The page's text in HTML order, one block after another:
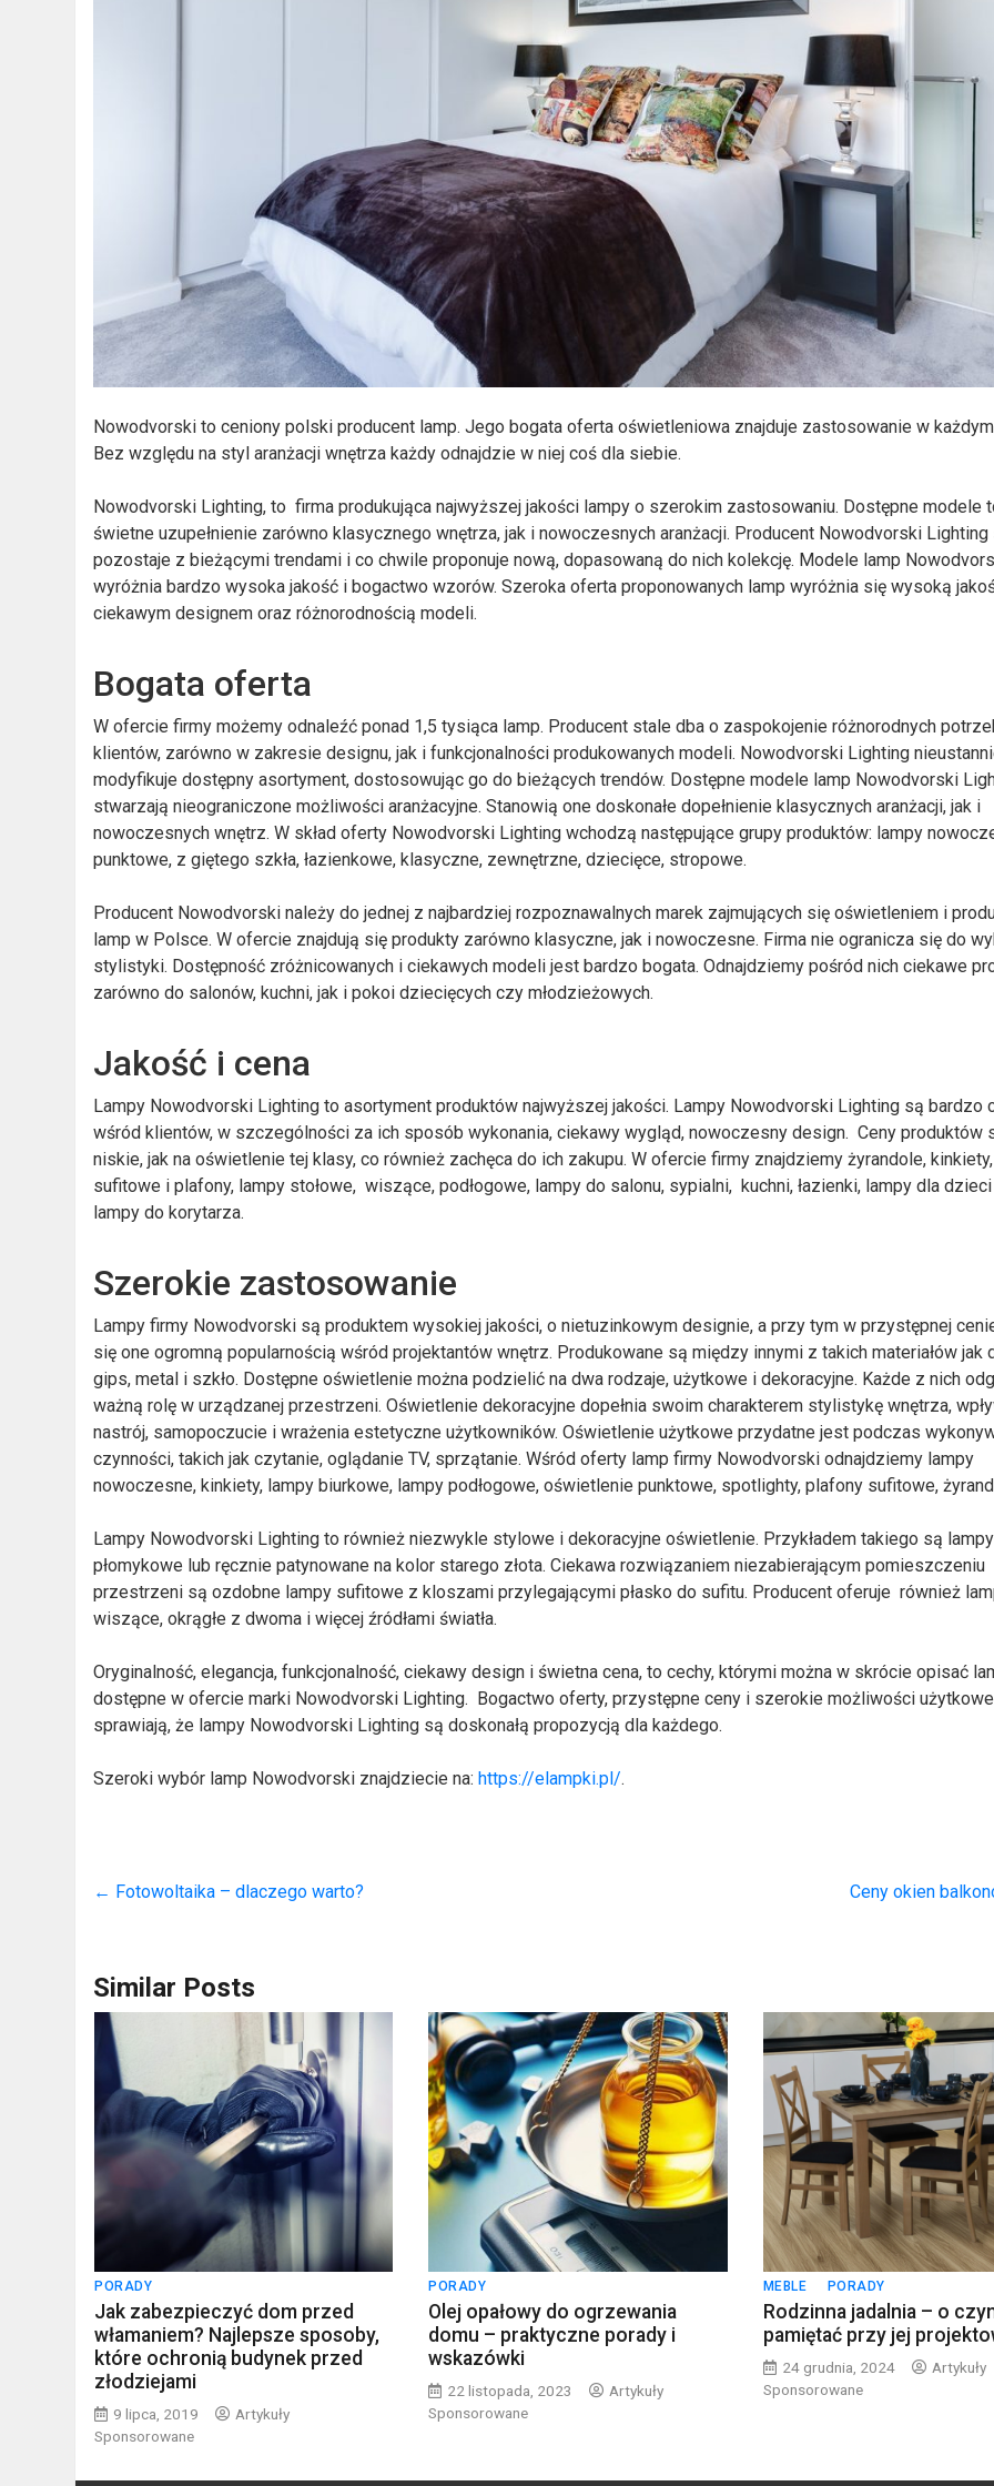
Nowodvorski to ceniony polski producent lamp. Jego bogata oferta oświetleniowa znajduje zastosowanie w
Bez względu na styl aranżacji wnętrza każdy odnajdzie w niej coś dla siebie.
Nowodvorski Lighting, to firma produkująca najwyższej jakości lampy o szerokim zastosowaniu. Dostępne modele
świetne uzupełnienie zarówno klasycznego wnętrza, jak i nowoczesnych aranżacji. Producent Nowodvorski Lighting
pozostaje z bieżącymi trendami i co chwile proponuje nową, dopasowaną do nich kolekcję. Modele lamp
wyróżnia bardzo wysoka jakość i bogactwo wzorów. Szeroka oferta proponowanych lamp wyróżnia się wysoką
ciekawym designem oraz różnorodnością modeli.
Bogata oferta
W ofercie firmy możemy odnaleźć ponad 1,5 tysiąca lamp. Producent stale dba o zaspokojenie różnorodnych
klientów, zarówno w zakresie designu, jak i funkcjonalności produkowanych modeli. Nowodvorski Lighting
modyfikuje dostępny asortyment, dostosowując go do bieżących trendów. Dostępne modele lamp Nowodvorski
stwarzają nieograniczone możliwości aranżacyjne. Stanowią one doskonałe dopełnienie klasycznych aranżacji, jak i
nowoczesnych wnętrz. W skład oferty Nowodvorski Lighting wchodzą następujące grupy produktów: lampy
punktowe, z giętego szkła, łazienkowe, klasyczne, zewnętrzne, dziecięce, stropowe.
Producent Nowodvorski należy do jednej z najbardziej rozpoznawalnych marek zajmujących się oświetleniem i
lamp w Polsce. W ofercie znajdują się produkty zarówno klasyczne, jak i nowoczesne. Firma nie ogranicza się do
stylistyki. Dostępność zróżnicowanych i ciekawych modeli jest bardzo bogata. Odnajdziemy pośród nich ciekawe
zarówno do salonów, kuchni, jak i pokoi dziecięcych czy młodzieżowych.
Jakość i cena
Lampy Nowodvorski Lighting to asortyment produktów najwyższej jakości. Lampy Nowodvorski Lighting są bardzo
wśród klientów, w szczególności za ich sposób wykonania, ciekawy wygląd, nowoczesny design. Ceny produktów
niskie, jak na oświetlenie tej klasy, co również zachęca do ich zakupu. W ofercie firmy znajdziemy żyrandole,
sufitowe i plafony, lampy stołowe, wiszące, podłogowe, lampy do salonu, sypialni, kuchni, łazienki, lampy dla
lampy do korytarza.
Szerokie zastosowanie
Lampy firmy Nowodvorski są produktem wysokiej jakości, o nietuzinkowym designie, a przy tym w przystępnej
się one ogromną popularnością wśród projektantów wnętrz. Produkowane są między innymi z takich materiałów jak
gips, metal i szkło. Dostępne oświetlenie można podzielić na dwa rodzaje, użytkowe i dekoracyjne. Każde z nich
ważną rolę w urządzanej przestrzeni. Oświetlenie dekoracyjne dopełnia swoim charakterem stylistykę wnętrza,
nastrój, samopoczucie i wrażenia estetyczne użytkowników. Oświetlenie użytkowe przydatne jest podczas
czynności, takich jak czytanie, oglądanie TV, sprzątanie. Wśród oferty lamp firmy Nowodvorski odnajdziemy lampy
nowoczesne, kinkiety, lampy biurkowe, lampy podłogowe, oświetlenie punktowe, spotlighty, plafony sufitowe,
Lampy Nowodvorski Lighting to również niezwykle stylowe i dekoracyjne oświetlenie. Przykładem takiego są lampy
płomykowe lub ręcznie patynowane na kolor starego złota. Ciekawa rozwiązaniem niezabierającym pomieszczeniu
przestrzeni są ozdobne lampy sufitowe z kloszami przylegającymi płasko do sufitu. Producent oferuje również
wiszące, okrągłe z dwoma i więcej źródłami światła.
Oryginalność, elegancja, funkcjonalność, ciekawy design i świetna cena, to cechy, którymi można w skrócie opisać
dostępne w ofercie marki Nowodvorski Lighting. Bogactwo oferty, przystępne ceny i szerokie możliwości użytkowe
sprawiają, że lampy Nowodvorski Lighting są doskonałą propozycją dla każdego.
Szeroki wybór lamp Nowodvorski znajdziecie na:https://elampki.pl/.
← Fotowoltaika – dlaczego warto? Ceny okien
Similar Posts
PORADY
Jak zabezpieczyć dom przed
włamaniem? Najlepsze sposoby,
które ochronią budynek przed
złodziejami
9 lipca, 2019
Artykuły
Sponsorowane
PORADY
Olej opałowy do ogrzewania
domu – praktyczne porady i
wskazówki
22 listopada, 2023
Artykuły
Sponsorowane
MEBLE PORADY
Rodzinna jadalnia – o
pamiętać przy jej
24 grudnia, 2024
Artykuły
Sponsorowane